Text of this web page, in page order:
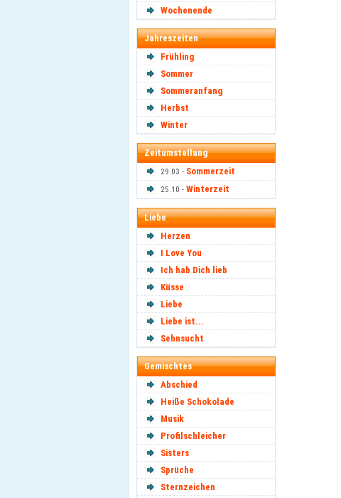
Wochenende
Jahreszeiten
Frühling
Sommer
Sommeranfang
Herbst
Winter
Zeitumstellung
29.03 - Sommerzeit
25.10 - Winterzeit
Liebe
Herzen
I Love You
Ich hab Dich lieb
Küsse
Liebe
Liebe ist...
Sehnsucht
Gemischtes
Abschied
Heiße Schokolade
Musik
Profilschleicher
Sisters
Sprüche
Sternzeichen